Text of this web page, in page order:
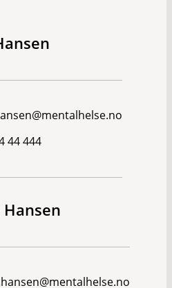
44 444